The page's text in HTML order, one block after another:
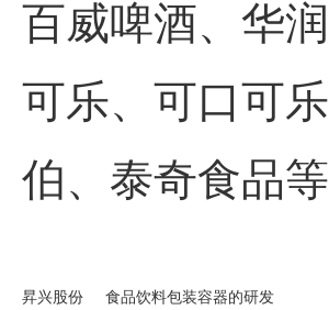
百威啤酒、华
可乐、可口可
伯、泰奇食品等
昇兴股份 食品饮料包装容器的研发